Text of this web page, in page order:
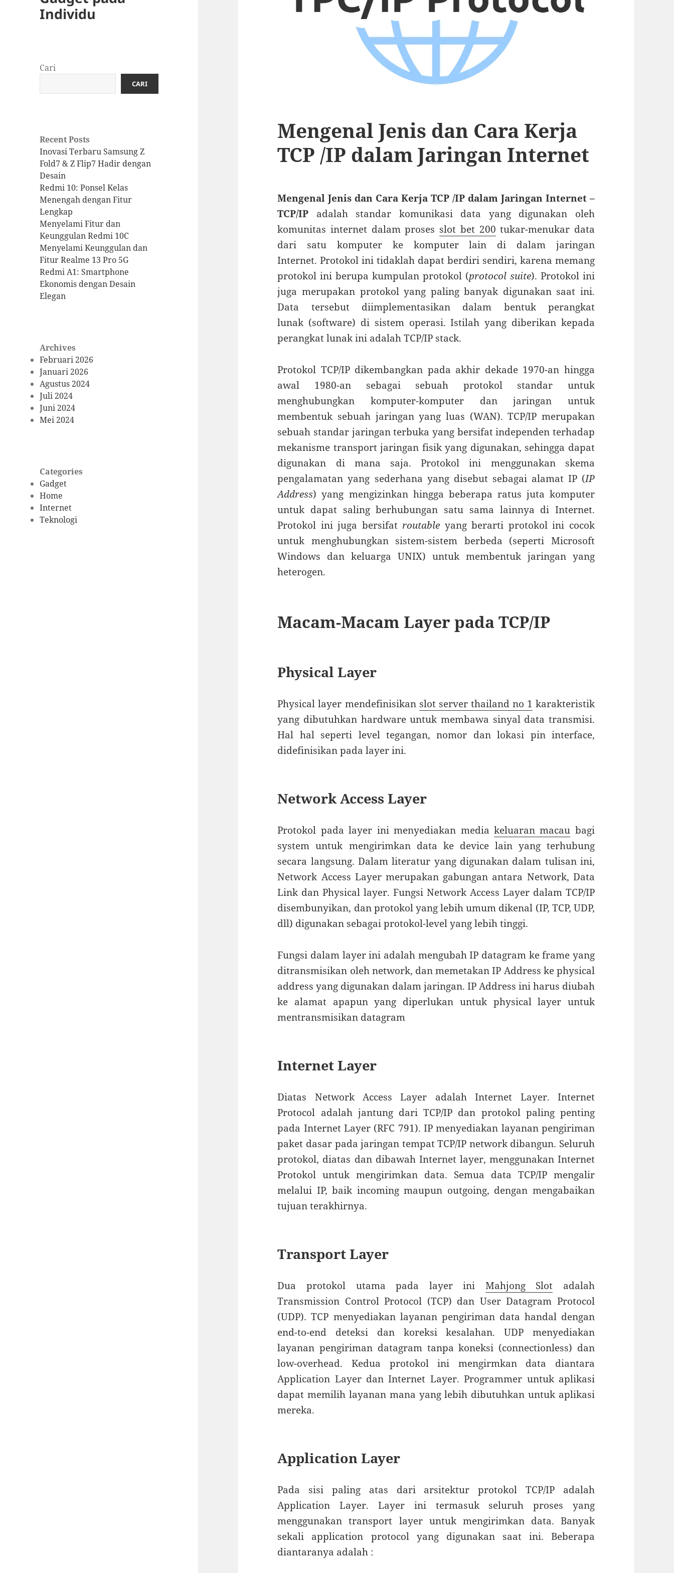
Individu
Cari
CARI
Recent Posts
Inovasi Terbaru Samsung Z
Fold7 & Z Flip7 Hadir dengan
Desain
Redmi 10: Ponsel Kelas
Menengah dengan Fitur
Lengkap
Menyelami Fitur dan
Keunggulan Redmi 10C
Menyelami Keunggulan dan
Fitur Realme 13 Pro 5G
Redmi A1: Smartphone
Ekonomis dengan Desain
Elegan
Archives
Februari 2026
Januari 2026
Agustus 2024
Juli 2024
Juni 2024
Mei 2024
Categories
Gadget
Home
Internet
Teknologi
Mengenal Jenis dan Cara Kerja
TCP /IP dalam Jaringan Internet
Mengenal Jenis dan Cara Kerja TCP /IP dalam Jaringan Internet –
TCP/IP adalah standar komunikasi data yang digunakan oleh
komunitas internet dalam proses slot bet 200 tukar-menukar data
dari satu komputer ke komputer lain di dalam jaringan
Internet. Protokol ini tidaklah dapat berdiri sendiri, karena memang
protokol ini berupa kumpulan protokol (protocol suite). Protokol ini
juga merupakan protokol yang paling banyak digunakan saat ini.
Data tersebut diimplementasikan dalam bentuk perangkat
lunak (software) di sistem operasi. Istilah yang diberikan kepada
perangkat lunak ini adalah TCP/IP stack.
Protokol TCP/IP dikembangkan pada akhir dekade 1970-an hingga
awal 1980-an sebagai sebuah protokol standar untuk
menghubungkan komputer-komputer dan jaringan untuk
membentuk sebuah jaringan yang luas (WAN). TCP/IP merupakan
sebuah standar jaringan terbuka yang bersifat independen terhadap
mekanisme transport jaringan fisik yang digunakan, sehingga dapat
digunakan di mana saja. Protokol ini menggunakan skema
pengalamatan yang sederhana yang disebut sebagai alamat IP (IP
Address) yang mengizinkan hingga beberapa ratus juta komputer
untuk dapat saling berhubungan satu sama lainnya di Internet.
Protokol ini juga bersifat routable yang berarti protokol ini cocok
untuk menghubungkan sistem-sistem berbeda (seperti Microsoft
Windows dan keluarga UNIX) untuk membentuk jaringan yang
heterogen.
Macam-Macam Layer pada TCP/IP
Physical Layer
Physical layer mendefinisikan slot server thailand no 1 karakteristik
yang dibutuhkan hardware untuk membawa sinyal data transmisi.
Hal hal seperti level tegangan, nomor dan lokasi pin interface,
didefinisikan pada layer ini.
Network Access Layer
Protokol pada layer ini menyediakan mediakeluaran macau bagi
system untuk mengirimkan data ke device lain yang terhubung
secara langsung. Dalam literatur yang digunakan dalam tulisan ini,
Network Access Layer merupakan gabungan antara Network, Data
Link dan Physical layer. Fungsi Network Access Layer dalam TCP/IP
disembunyikan, dan protokol yang lebih umum dikenal (IP, TCP, UDP,
dll) digunakan sebagai protokol-level yang lebih tinggi.
Fungsi dalam layer ini adalah mengubah IP datagram ke frame yang
ditransmisikan oleh network, dan memetakan IP Address ke physical
address yang digunakan dalam jaringan. IP Address ini harus diubah
ke alamat apapun yang diperlukan untuk physical layer untuk
mentransmisikan datagram
Internet Layer
Diatas Network Access Layer adalah Internet Layer. Internet
Protocol adalah jantung dari TCP/IP dan protokol paling penting
pada Internet Layer (RFC 791). IP menyediakan layanan pengiriman
paket dasar pada jaringan tempat TCP/IP network dibangun. Seluruh
protokol, diatas dan dibawah Internet layer, menggunakan Internet
Protokol untuk mengirimkan data. Semua data TCP/IP mengalir
melalui IP, baik incoming maupun outgoing, dengan mengabaikan
tujuan terakhirnya.
Transport Layer
Dua protokol utama pada layer ini Mahjong Slot adalah
Transmission Control Protocol (TCP) dan User Datagram Protocol
(UDP). TCP menyediakan layanan pengiriman data handal dengan
end-to-end deteksi dan koreksi kesalahan. UDP menyediakan
layanan pengiriman datagram tanpa koneksi (connectionless) dan
low-overhead. Kedua protokol ini mengirmkan data diantara
Application Layer dan Internet Layer. Programmer untuk aplikasi
dapat memilih layanan mana yang lebih dibutuhkan untuk aplikasi
mereka.
Application Layer
Pada sisi paling atas dari arsitektur protokol TCP/IP adalah
Application Layer. Layer ini termasuk seluruh proses yang
menggunakan transport layer untuk mengirimkan data. Banyak
sekali application protocol yang digunakan saat ini. Beberapa
diantaranya adalah :